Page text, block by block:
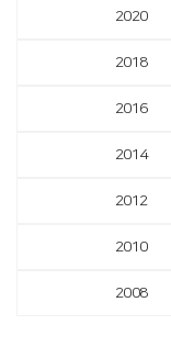
2020
2018
2016
2014
2012
2010
2008